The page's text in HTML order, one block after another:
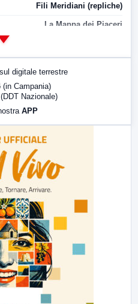
Fili Meridiani (repliche)
La Mappa dei Piaceri
LabNews (replica)
digitale terrestre
(in Campania)
(DDT Nazionale)
APP